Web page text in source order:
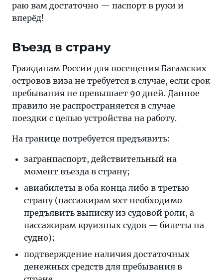
раю вам достаточно — паспорт в руки и
вперёд!
Въезд в страну
Гражданам России для посещения Багамских
островов виза не требуется в случае, если срок
пребывания не превышает 90 дней. Данное
правило не распространяется в случае
поездки с целью устройства на работу.
На границе потребуется предъявить:
загранпаспорт, действительный на
момент въезда в страну;
авиабилеты в оба конца либо в третью
страну (пассажирам яхт необходимо
предъявить выписку из судовой роли, а
пассажирам круизных судов — билеты на
судно);
подтверждение наличия достаточных
денежных средств для пребывания в